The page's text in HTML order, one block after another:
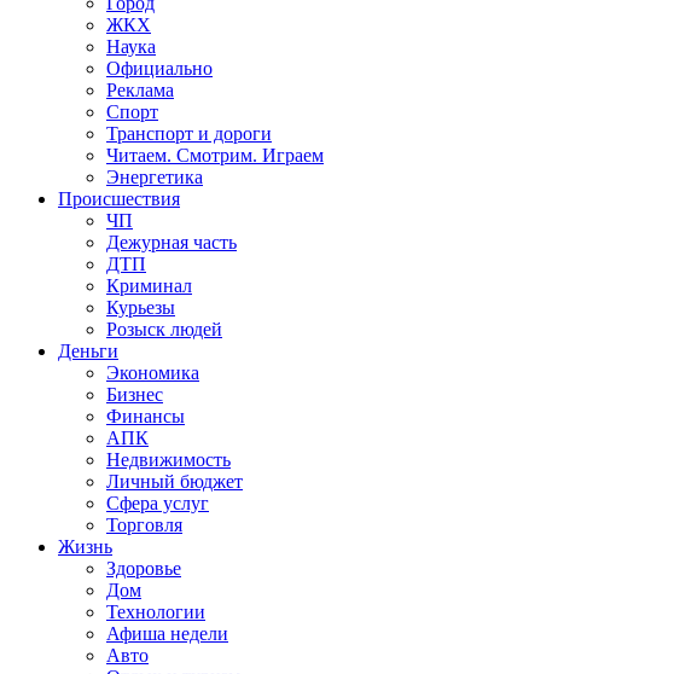
ЖКХ
Наука
Официально
Реклама
Спорт
Транспорт и дороги
Читаем. Смотрим. Играем
Энергетика
Происшествия
ЧП
Дежурная часть
ДТП
Криминал
Курьезы
Розыск людей
Деньги
Экономика
Бизнес
Финансы
АПК
Недвижимость
Личный бюджет
Сфера услуг
Торговля
Жизнь
Здоровье
Дом
Технологии
Афиша недели
Авто